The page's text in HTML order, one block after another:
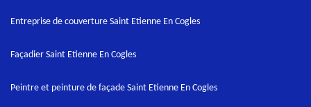
Entreprise de couverture Saint Etienne En Cogles
Façadier Saint Etienne En Cogles
Peintre et peinture de façade Saint Etienne En Cogles